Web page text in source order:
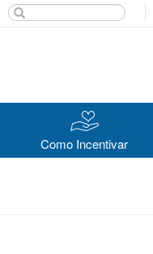
Como Incentivar